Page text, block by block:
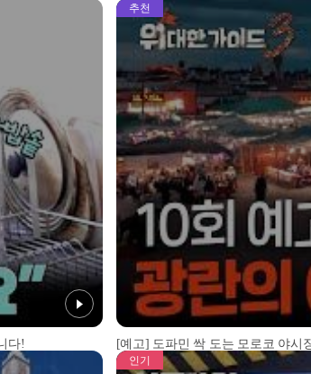
다!
추천
[예고] 도파민 싹 도는 모로코 야시
인기